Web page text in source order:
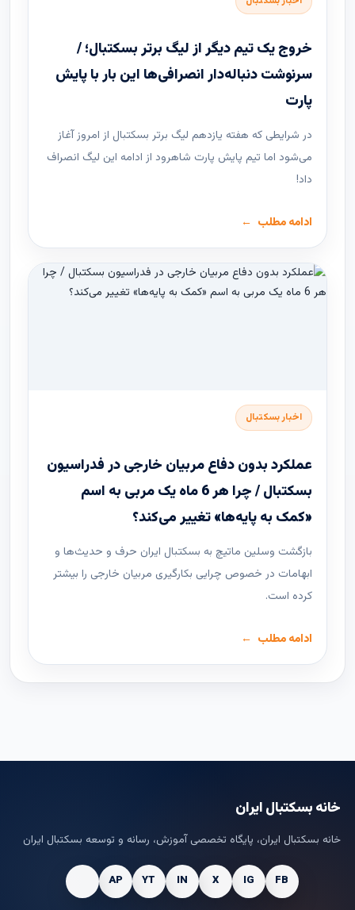
خروج یک تیم دیگر از لیگ برتر بسکتبال؛ /
سرنوشت دنباله‌دار انصرافی‌ها این بار با پایش
پارت
در شرایطی که هفته یازدهم لیگ ‌برتر بسکتبال از امروز آغاز
می‌شود اما تیم پایش پارت شاهرود از ادامه این لیگ انصراف
داد!
ادامه مطلب
اخبار بسکتبال
عملکرد بدون دفاع مربیان خارجی در فدراسیون
بسکتبال / چرا هر 6 ماه یک مربی به اسم
«کمک به پایه‌ها» تغییر می‌کند؟
بازگشت وسلین ماتیچ به بسکتبال ایران حرف و حدیث‌ها و
ابهامات در خصوص چرایی بکارگیری مربیان خارجی را بیشتر
کرده است.
ادامه مطلب
خانه بسکتبال ایران
خانه بسکتبال ایران، پایگاه تخصصی آموزش، رسانه و توسعه بسکتبال ایران